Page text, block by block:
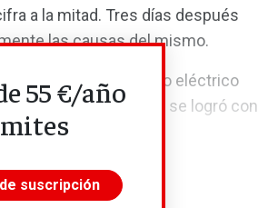
a la mitad. Tres días después
las causas del mismo.
del modelo eléctrico
total de la energía se logró con
de un...
55 €/año
suscripción